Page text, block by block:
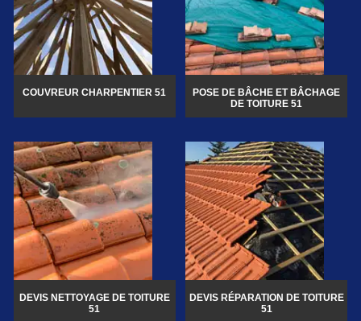
COUVREUR CHARPENTIER 51
POSE DE BÂCHE ET BÂCHAGE
DE TOITURE 51
DEVIS NETTOYAGE DE TOITURE
51
DEVIS RÉPARATION DE TOITURE
51